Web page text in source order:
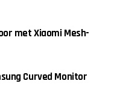
met Xiaomi Mesh-
Curved Monitor